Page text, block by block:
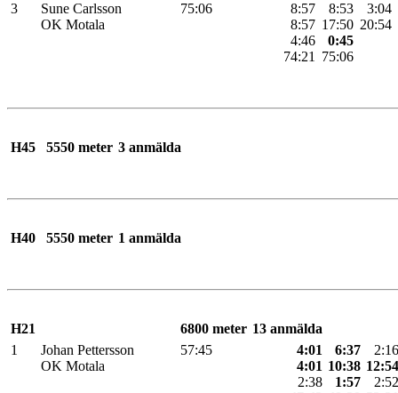
3
Sune Carlsson
OK Motala
75:06
8:57
8:57
4:46
74:21
8:53
17:50
0:45
75:06
3:04
20:54
H45 5550 meter 3 anmälda
H40 5550 meter 1 anmälda
H21 6800 meter 13 anmälda
1
Johan Pettersson
OK Motala
57:45
4:01
4:01
2:38
6:37
10:38
1:57
2:16
12:54
2:52